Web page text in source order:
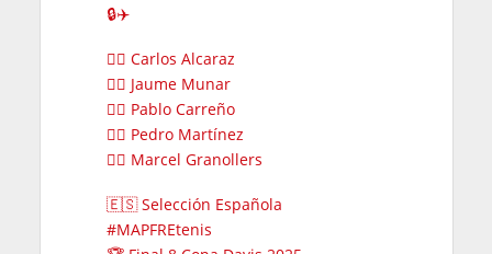
🔒✈️
❤️‍🔥 Carlos Alcaraz
❤️‍🔥 Jaume Munar
❤️‍🔥 Pablo Carreño
❤️‍🔥 Pedro Martínez
❤️‍🔥 Marcel Granollers
🇪🇸 Selección Española
#MAPFREtenis